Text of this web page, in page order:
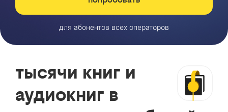
для абонентов всех операторов
тысячи книг и
аудиокниг в